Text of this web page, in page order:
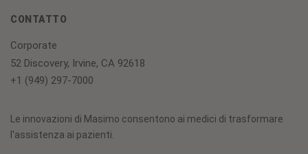
CONTATTO
Corporate
52 Discovery, Irvine, CA 92618
+1 (949) 297-7000
Le innovazioni di Masimo consentono ai medici di trasformare
l'assistenza ai pazienti.